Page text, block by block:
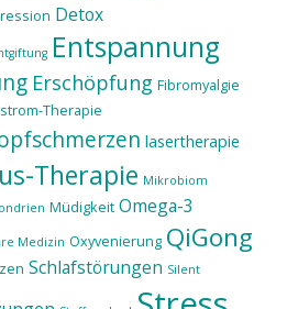
Detox
Entspannung
Erschöpfung Fibromyalgie
Therapie
lasertherapie
Therapie Mikrobiom
Müdigkeit Omega-3
Medizin Oxyvenierung QiGong
Schlafstörungen Silent